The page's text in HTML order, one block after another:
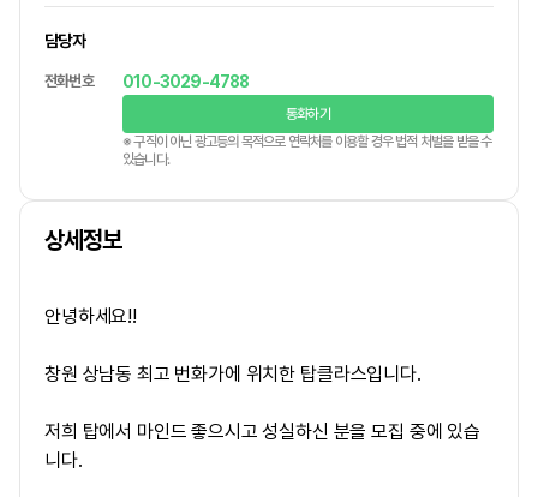
담당자
전화번호 010-3029-4788
통화하기
※ 구직이 아닌 광고등의 목적으로 연락처를 이용할 경우 법적 처벌을 받을 수
있습니다.
상세정보
안녕하세요!!
창원 상남동 최고 번화가에 위치한 탑클라스입니다.
저희 탑에서 마인드 좋으시고 성실하신 분을 모집 중에 있습
니다.